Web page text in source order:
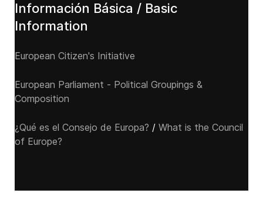
Información Básica / Basic
Information
European Citizen's Initiative
European Parliament - Political Groupings &
Composition
¿Qué es el Consejo de Europa? / What is the Council
of Europe?